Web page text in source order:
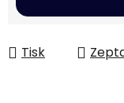
Tisk